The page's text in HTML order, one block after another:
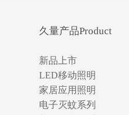
久量产品Product
新品上市
LED移动照明
家居应用照明
电子灭蚊系列